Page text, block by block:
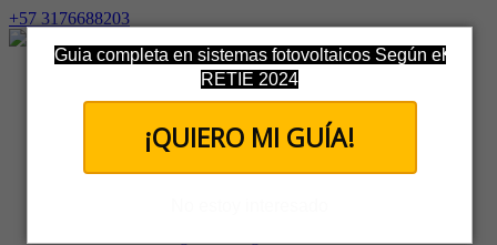
Guia completa en sistemas fotovoltaicos Según el
RETIE 2024
¡QUIERO MI GUÍA!
+57 3176688203
Quienes somos
Misión y visión
Política de tratamiento de datos